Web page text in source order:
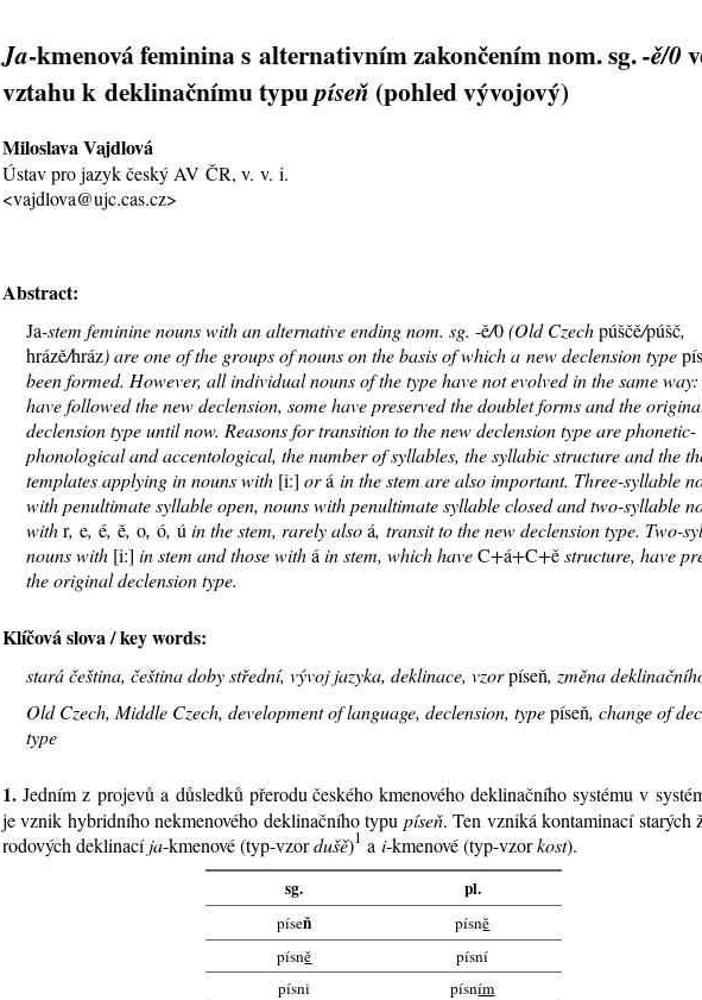
Ja-kmenováfeminina s alternativním zakončením nom. sg.-ě/0
vztahu k deklinačnímu typupíseň (pohled vývojový)
Miloslava Vajdlová
Ústav pro jazyk český AV ČR, v. v. i.
<vajdlova@ujc.cas.cz>
Abstract:
Ja-stem feminine nouns with an alternative ending nom. sg. -ě/0(Old Czechpúščě/púšč,
hrázě/hráz) are one of the groups of nouns on the basis of which a new declension type
been formed. However, all individual nouns of the type have not evolved in the same way:
have followed the new declension, some have preserved the doublet forms and the
declension type until now. Reasons for transition to the new declension type are phonetic-
phonological and accentological, the number of syllables, the syllabic structure and the
templates applying in nouns with [i:] orá in the stem are also important. Three-syllable
with penultimate syllable open, nouns with penultimate syllable closed and two-syllable
withr, e, é, ě, o, ó, ú in the stem, rarely alsoá, transit to the new declension type. Two-
nouns with [i:] in stem and those withá in stem, which haveC+á+C+ěstructure, have
the original declension type.
Klíčová slova /key words:
stará čeština, čeština doby střední, vývoj jazyka, deklinace, vzorpíseň, změna
Old Czech, Middle Czech, development of language, declension, typepíseň, change of
type
1.Jed­ním z pro­je­vů a dů­sled­ků pře­ro­du čes­ké­ho kme­no­vé­ho de­kli­nač­ní­ho sys­té­mu v
je vznik hyb­rid­ní­ho nekme­no­vé­ho de­kli­nač­ní­ho ty­pu pí­seň. Ten vzni­ká kon­ta­mi­na­cí sta­rých
ro­do­vých de­kli­na­cíja-kme­no­vé(typ-vzordušě)1 a i-kme­no­vé (typ-vzorkost).
sg. pl.
píseň písně
písně
písní
písni
písním